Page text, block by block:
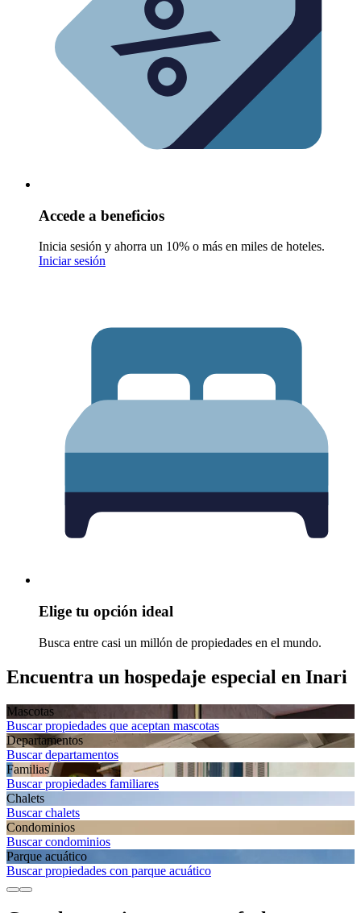
Accede a beneficios
Inicia sesión y ahorra un 10% o más en miles de hoteles.
Iniciar sesión
Elige tu opción ideal
Busca entre casi un millón de propiedades en el mundo.
Encuentra un hospedaje especial en Inari
Mascotas
Buscar propiedades que aceptan mascotas
Departa­mentos
Buscar departamentos
Familias
Buscar propiedades familiares
Chalets
Buscar chalets
Condominios
Buscar condominios
Parque acuático
Buscar propiedades con parque acuático